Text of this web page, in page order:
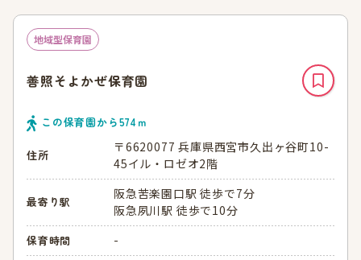
地域型保育園
善照そよかぜ保育園
この保育園から574 ｍ
住所
〒6620077 兵庫県西宮市久出ヶ谷町10-
45イル・ロゼオ2階
最寄り駅
阪急苦楽園口駅 徒歩で7分
阪急夙川駅 徒歩で10分
保育時間 -